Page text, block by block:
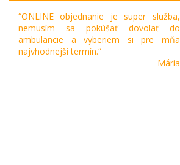
“ONLINE objednanie je super služba,
nemusím sa pokúšať dovolať do
ambulancie a vyberiem si pre mňa
najvhodnejší termín.“
Mária